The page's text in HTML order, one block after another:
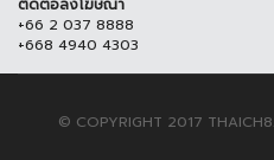
ติดต่อลงโฆษณา
+66 2 037 8888
+668 4940 4303
© COPYRIGHT 2017